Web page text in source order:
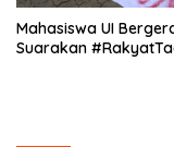
Mahasiswa UI
Suarakan